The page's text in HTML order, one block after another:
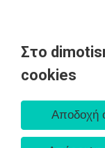
Στο
cookies
AΡΧΙΚΗ
ΕΙΔΗΣΕΙΣ
ΠΟΛΙΤΙΚΗ